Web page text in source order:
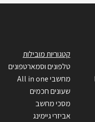
קטגוריות מובילות
טלפונים וסמארטפונים
מחשבי All in one
שעונים חכמים
מסכי מחשב
אביזרי גיימינג